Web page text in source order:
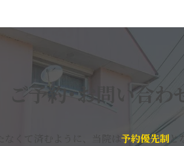
ご予約･お問い合わせ
予約優先制と